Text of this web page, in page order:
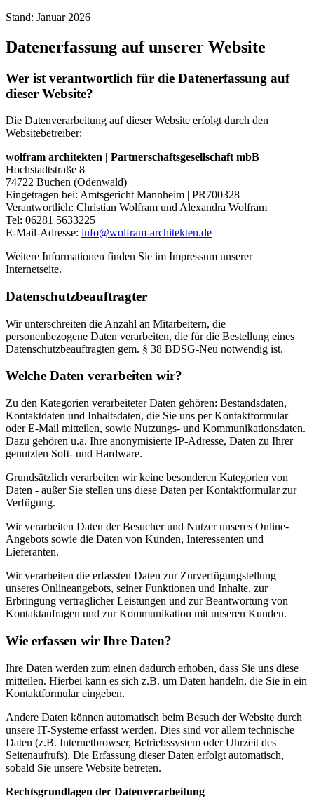
Stand: Januar 2026
Datenerfassung auf unserer Website
Wer ist verantwortlich für die Datenerfassung auf
dieser Website?
Die Datenverarbeitung auf dieser Website erfolgt durch den
Websitebetreiber:
wolfram architekten | Partnerschaftsgesellschaft mbB
Hochstadtstraße 8
74722 Buchen (Odenwald)
Eingetragen bei: Amtsgericht Mannheim | PR700328
Verantwortlich: Christian Wolfram und Alexandra Wolfram
Tel: 06281 5633225
E-Mail-Adresse: info@wolfram-architekten.de
Weitere Informationen finden Sie im Impressum unserer
Internetseite.
Datenschutzbeauftragter
Wir unterschreiten die Anzahl an Mitarbeitern, die
personenbezogene Daten verarbeiten, die für die Bestellung eines
Datenschutzbeauftragten gem. § 38 BDSG-Neu notwendig ist.
Welche Daten verarbeiten wir?
Zu den Kategorien verarbeiteter Daten gehören: Bestandsdaten,
Kontaktdaten und Inhaltsdaten, die Sie uns per Kontaktformular
oder E-Mail mitteilen, sowie Nutzungs- und Kommunikationsdaten.
Dazu gehören u.a. Ihre anonymisierte IP-Adresse, Daten zu Ihrer
genutzten Soft- und Hardware.
Grundsätzlich verarbeiten wir keine besonderen Kategorien von
Daten - außer Sie stellen uns diese Daten per Kontaktformular zur
Verfügung.
Wir verarbeiten Daten der Besucher und Nutzer unseres Online-
Angebots sowie die Daten von Kunden, Interessenten und
Lieferanten.
Wir verarbeiten die erfassten Daten zur Zurverfügungstellung
unseres Onlineangebots, seiner Funktionen und Inhalte, zur
Erbringung vertraglicher Leistungen und zur Beantwortung von
Kontaktanfragen und zur Kommunikation mit unseren Kunden.
Wie erfassen wir Ihre Daten?
Ihre Daten werden zum einen dadurch erhoben, dass Sie uns diese
mitteilen. Hierbei kann es sich z.B. um Daten handeln, die Sie in ein
Kontaktformular eingeben.
Andere Daten können automatisch beim Besuch der Website durch
unsere IT-Systeme erfasst werden. Dies sind vor allem technische
Daten (z.B. Internetbrowser, Betriebssystem oder Uhrzeit des
Seitenaufrufs). Die Erfassung dieser Daten erfolgt automatisch,
sobald Sie unsere Website betreten.
Rechtsgrundlagen der Datenverarbeitung